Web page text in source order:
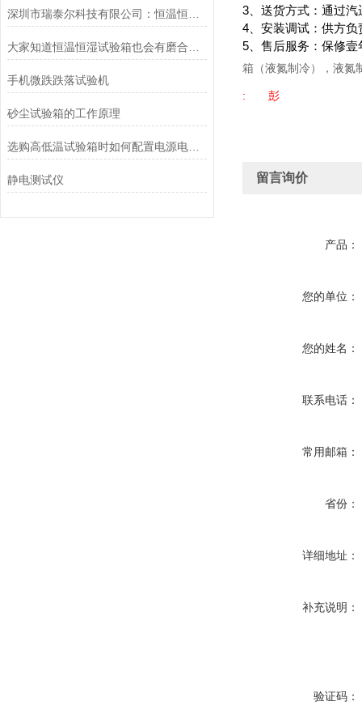
手机微跌跌落试验机
砂尘试验箱的工作原理
选购高低温试验箱时如何配置电源电压问题
静电测试仪
3、送货方式：通过
4、安装调试：供方
5、售后服务：保修
箱（液氮制冷），液氮
: 彭
留言询价
产品：
您的单位：
您的姓名：
联系电话：
常用邮箱：
省份：
详细地址：
补充说明：
验证码：